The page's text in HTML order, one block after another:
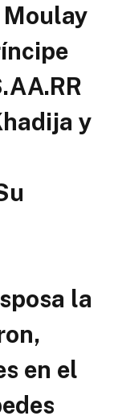
y
la
en el